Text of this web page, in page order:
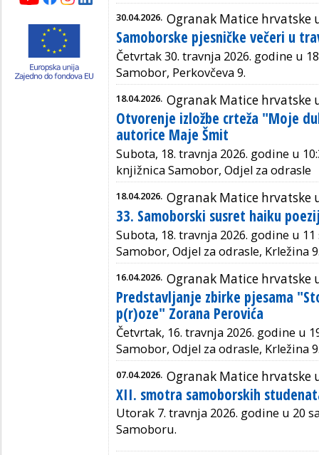
30.04.2026. Ogranak Matice hrvatske
Samoborske pjesničke večeri u
Četvrtak 30. travnja 2026. godine u
Samobor, Perkovčeva 9.
18.04.2026. Ogranak Matice hrvatske
Otvorenje izložbe crteža "Moje
autorice Maje Šmit
Subota, 18. travnja 2026. godine u
knjižnica Samobor, Odjel za odrasle
18.04.2026. Ogranak Matice hrvatske
33. Samoborski susret haiku
Subota, 18. travnja 2026. godine u
Samobor, Odjel za odrasle, Krležina
16.04.2026. Ogranak Matice hrvatske
Predstavljanje zbirke pjesama
p(r)oze" Zorana Perovića
Četvrtak, 16. travnja 2026. godine u
Samobor, Odjel za odrasle, Krležina
07.04.2026. Ogranak Matice hrvatske
XII. smotra samoborskih
Utorak 7. travnja 2026. godine u 20
Samoboru.